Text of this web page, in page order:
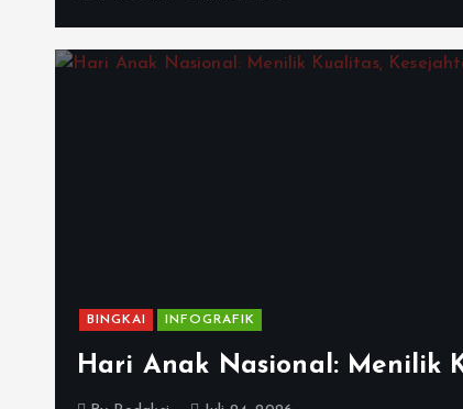
BINGKAI INFOGRAFIK
Hari Anak Nasional: Menilik